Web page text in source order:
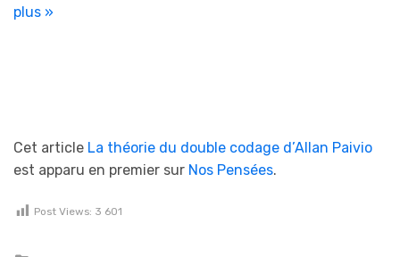
plus »
Cet article La théorie du double codage d’Allan Paivio
est apparu en premier sur Nos Pensées.
Post Views: 3 601